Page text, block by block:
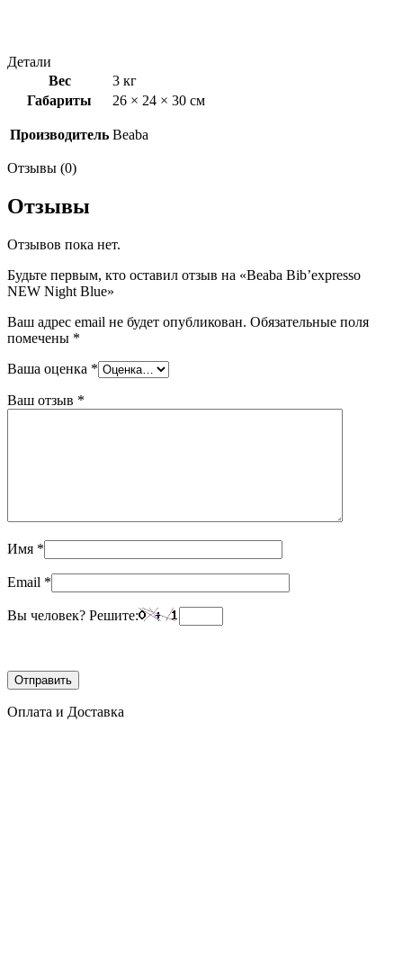
Детали
Вес
3 кг
Габариты
26 × 24 × 30 см
Производитель Beaba
Отзывы (0)
Отзывы
Отзывов пока нет.
Будьте первым, кто оставил отзыв на «Beaba Bib’expresso
NEW Night Blue»
Ваш адрес email не будет опубликован. Обязательные поля
помечены *
Ваша оценка *
Ваш отзыв *
Имя *
Email *
Вы человек? Решите:
Оплата и Доставка